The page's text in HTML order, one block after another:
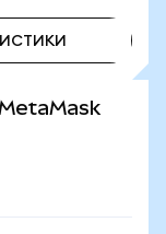
MetaMask